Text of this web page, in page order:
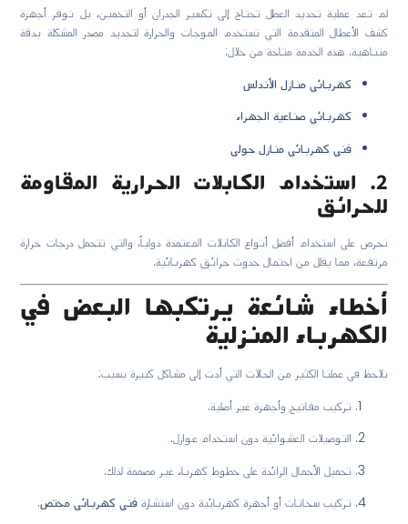
لم تعد عملية تحديد العطل تحتاج إلى تكسير الجدران أو التخمين، بل نوفر أجهزة
كشف الأعطال المتقدمة التي تستخدم الموجات والحرارة لتحديد مصدر المشكلة بدقة
متناهية. هذه الخدمة متاحة من خلال:
كهربائي منازل الأندلس
كهربائي صناعية الجهراء
فني كهربائي منازل حولي
2. استخدام الكابلات الحرارية المقاومة
للحرائق
نحرص على استخدام أفضل أنواع الكابلات المعتمدة دولياً، والتي تتحمل درجات حرارة
مرتفعة، مما يقلل من احتمال حدوث حرائق كهربائية.
أخطاء شائعة يرتكبها البعض في
الكهرباء المنزلية
نلاحظ في عملنا الكثير من الحالات التي أدت إلى مشاكل كبيرة بسبب:
تركيب مفاتيح وأجهزة غير أصلية.
التوصيلات العشوائية دون استخدام عوازل.
تحميل الأحمال الزائدة على خطوط كهرباء غير مصممة لذلك.
تركيب سخانات أو أجهزة كهربائية دون استشارةفني كهربائي مختص.